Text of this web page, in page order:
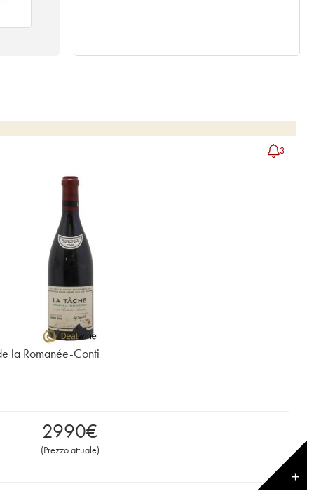
3
la Romanée-Conti
2990€
(Prezzo attuale)
✕